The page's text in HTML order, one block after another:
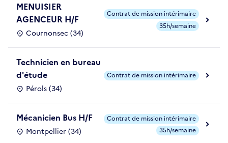
MENUISIER
AGENCEUR H/F
Cournonsec (34)
Contrat de mission intérimaire
35h/semaine
Technicien en bureau
d'étude
Pérols (34)
Contrat de mission intérimaire
Mécanicien Bus H/F
Montpellier (34)
Contrat de mission intérimaire
35h/semaine